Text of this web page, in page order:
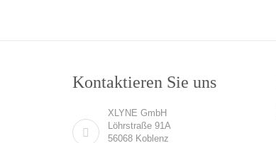
Kontaktieren Sie uns
XLYNE GmbH
Löhrstraße 91A
56068 Koblenz